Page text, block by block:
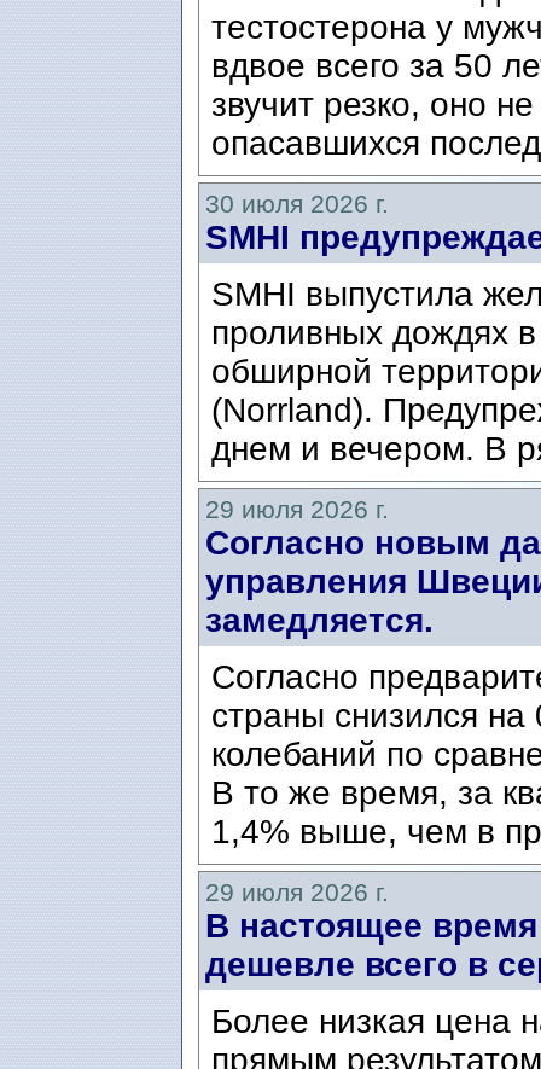
тестостерона у
вдвое всего за 50
звучит резко, оно
опасавшихся
30 июля 2026 г.
SMHI
SMHI выпустила
проливных дождях
обширной
(Norrland).
днем ​​и вечером. В
29 июля 2026 г.
Согласно новым
управления
замедляется.
Согласно
страны снизился
колебаний по
В то же время, за
1,4% выше, чем в
29 июля 2026 г.
В настоящее
дешевле всего в
Более низкая цена
прямым